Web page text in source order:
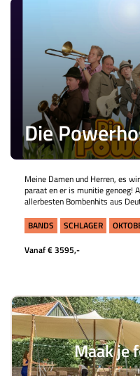
Die
Meine Damen und Herren, es
paraat en er is munitie genoeg!
allerbesten Bombenhits aus
BANDS
SCHLAGER
Vanaf € 3595,-
Maak je